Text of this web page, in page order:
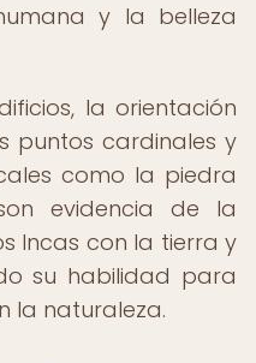
y la belleza
la orientación
puntos cardinales y
como la piedra
evidencia de la
Incas con la tierra y
su habilidad para
la naturaleza.